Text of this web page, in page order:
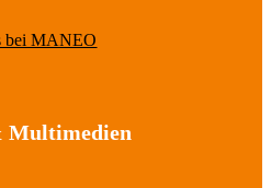
bei MANEO
Multimedien